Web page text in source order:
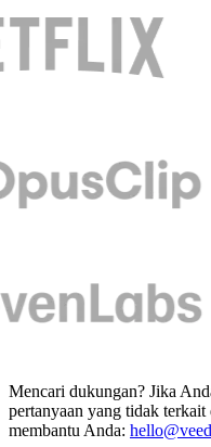
Mencari dukungan? Jika
pertanyaan yang tidak
membantu Anda: